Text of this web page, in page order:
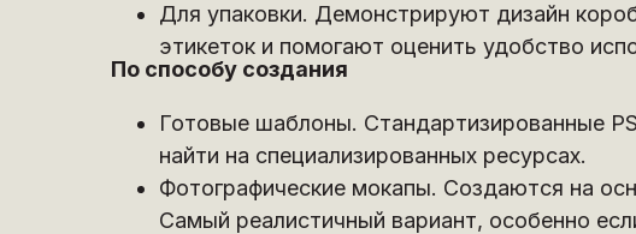
Для упаковки. Демонстрируют дизайн
этикеток и помогают оценить удобство
По способу создания
Готовые шаблоны. Стандартизированные
найти на специализированных ресурсах.
Фотографические мокапы. Создаются на
Самый реалистичный вариант, особенно